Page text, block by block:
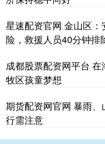
星速配资官网 金山区
险，救援人员40分钟排
成都股票配资网平台
牧区孩童梦想
期货配资网官网 暴雨
行需注意